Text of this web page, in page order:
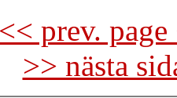
<< prev.
>> nästa